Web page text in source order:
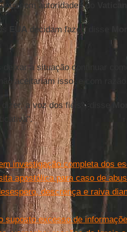
com autoridades do
EUAdecidam fazer, disse
deixar a situação continuar
aceitariam isso, e com razão."
a voz dos fiéis", disse
investigação completa dos
apostólica para caso de
descrença e raiva
suposto excesso de